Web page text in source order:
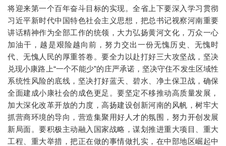
将迎来第一个百年奋斗目标的实现。全省上下要深入学习贯彻
习近平新时代中国特色社会主义思想，把总书记视察河南重要
讲话精神作为全部工作的统领，大力弘扬黄河文化，万众一心
加油干，越是艰险越向前，努力交出一份无愧历史、无愧时
代、无愧人民的厚重答卷。要全力以赴打好三大攻坚战，坚决
兑现小康路上“一个不能少”的庄严承诺，坚决守住不发生区域性
系统性风险的底线，坚决打好蓝天、碧水、净土保卫战，确保
全面建成小康社会的成色更足。要坚定不移推动高质量发展，
加大深化改革开放的力度，高扬建设创新河南的风帆，树牢大
抓营商环境的导向，营造集聚用好人才的氛围，努力开创发展
新局面。要积极主动融入国家战略，谋划推进重大项目、重大
工程、重大举措，把正在做的事情做扎实，在中部地区崛起中